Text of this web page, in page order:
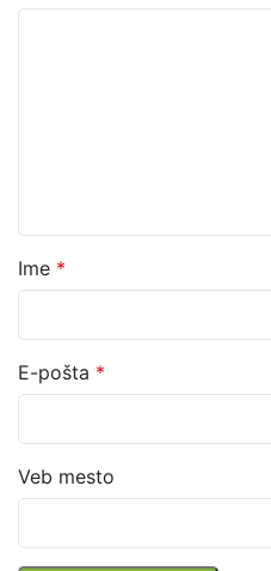
Ime *
E-pošta *
Veb mesto